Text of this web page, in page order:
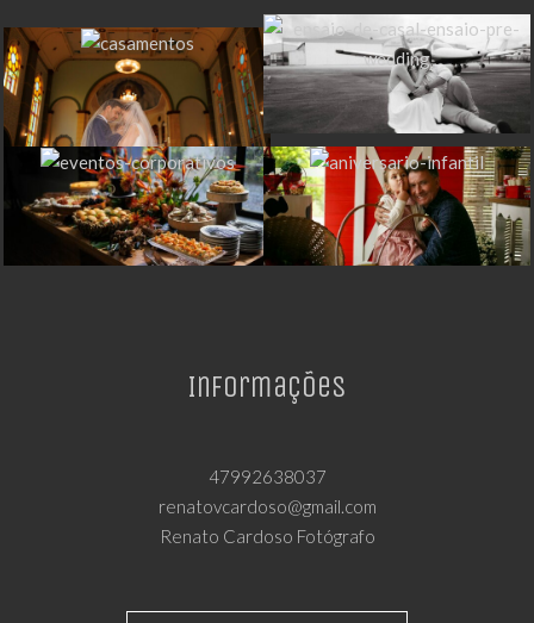
Informações
47992638037
renatovcardoso@gmail.com
Renato Cardoso Fotógrafo